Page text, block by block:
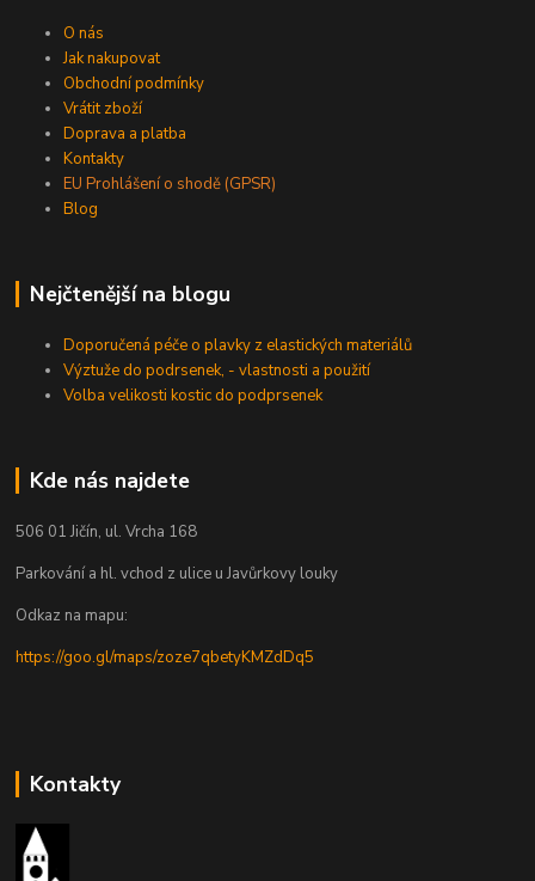
O nás
Jak nakupovat
Obchodní podmínky
Vrátit zboží
Doprava a platba
Kontakty
EU Prohlášení o shodě (GPSR)
Blog
Nejčtenější na blogu
Doporučená péče o plavky z elastických materiálů
Výztuže do podrsenek, - vlastnosti a použití
Volba velikosti kostic do podprsenek
Kde nás najdete
506 01 Jičín, ul. Vrcha 168
Parkování a hl. vchod z ulice u Javůrkovy louky
Odkaz na mapu:
https://goo.gl/maps/zoze7qbetyKMZdDq5
Kontakty